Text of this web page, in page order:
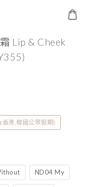
Lip & Cheek
港,韓國公眾假期)
ND04 My